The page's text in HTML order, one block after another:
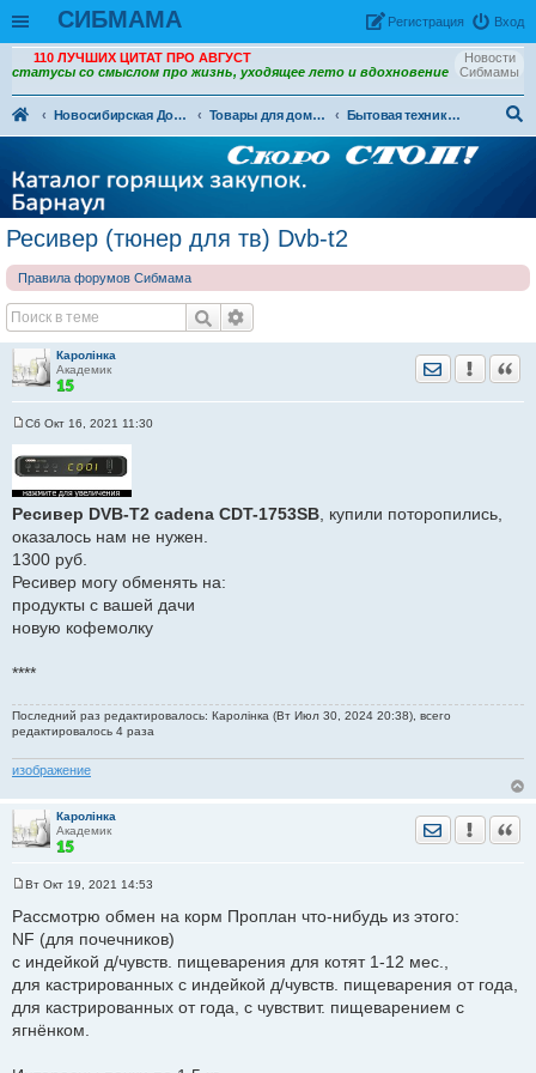
СИБМАМА Вход
Рeгиcтpaция
Новости
Сибмамы
110 ЛУЧШИХ ЦИТАТ ПРО АВГУСТ
статусы со смыслом про жизнь, уходящее лето и вдохновение
Новосибирская Доска объявлений Товары для дома и семьи. (ДО)
Бытовая техника, компьютеры и телефоны (ДО)
Ресивер (тюнер для тв) Dvb-t2
Правила форумов Сибмама
Каролiнка
Академик
Отправить
о
б
щ
н
и
Сб Окт 16, 2021 11:30
Ресивер DVB-T2 cadena CDT-1753SB , купили поторопились,
оказалось нам не нужен.
1300 руб.
Ресивер могу обменять на:
продукты с вашей дачи
новую кофемолку
****
Последний раз редактировалось: Каролiнка (Вт Июл 30, 2024 20:38), всего
редактировалось 4 раза
изображение
Каролiнка
Академик
Отправить
о
б
е
н
е
Вт Окт 19, 2021 14:53
Рассмотрю обмен на корм Проплан что-нибудь из этого:
NF (для почечников)
с индейкой д/чувств. пищеварения для котят 1-12 мес.,
для кастрированных с индейкой д/чувств. пищеварения от года,
для кастрированных от года, с чувствит. пищеварением с
ягнёнком.